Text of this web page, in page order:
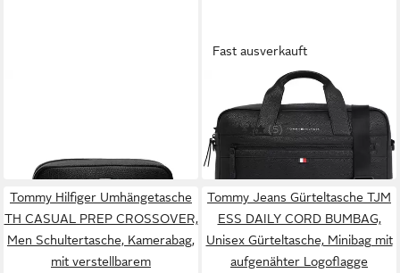
in 1-2 Werktagen bei dir
Fast ausverkauft
TOMMY HILFIGER
Messenger Bag ESSENTAIL
(5)
129,90 €
in 1-2 Werktagen bei dir
Tommy Hilfiger Umhängetasche
TH CASUAL PREP CROSSOVER,
Men Schultertasche, Kamerabag,
mit verstellbarem
Tommy Jeans Gürteltasche TJM
ESS DAILY CORD BUMBAG,
Unisex Gürteltasche, Minibag mit
aufgenähter Logoflagge